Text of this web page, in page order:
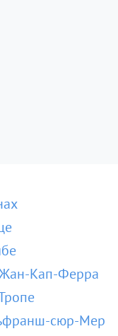
Кап-Ферра
сюр-Мер